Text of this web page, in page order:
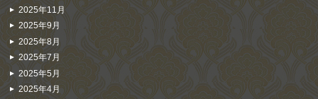
2025年11月
2025年9月
2025年8月
2025年7月
2025年5月
2025年4月